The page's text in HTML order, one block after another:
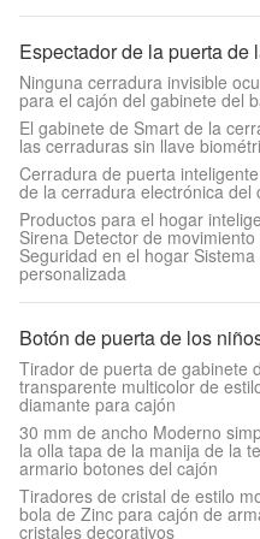
Espectador de la puerta de
Ninguna cerradura invisible
para el cajón del gabinete del
El gabinete de Smart de la
las cerraduras sin llave
Cerradura de puerta
de la cerradura electrónica del
Productos para el hogar
Sirena Detector de
Seguridad en el hogar
personalizada
Botón de puerta de los
Tirador de puerta de gabinete
transparente multicolor de
diamante para cajón
30 mm de ancho Moderno
la olla tapa de la manija de la
armario botones del cajón
Tiradores de cristal de estilo
bola de Zinc para cajón de
cristales decorativos